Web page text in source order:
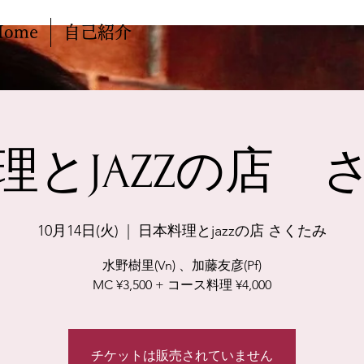
自己紹介
とJAZZの店
10月14日(火) 日本料理とjazzの店 さくたみ
水野樹里(Vn) 、加藤友彦(Pf)
MC ¥3,500 + コース料理 ¥4,000
チケットは販売されていません